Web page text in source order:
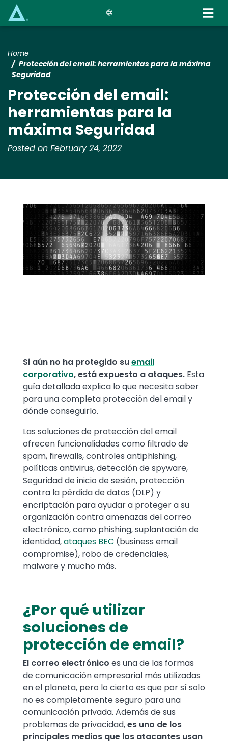
Home
Protección del email: herramientas para la máxima
Seguridad
Protección del email:
herramientas para la
máxima Seguridad
Posted on February 24, 2022
Media
Image
Text
Si aún no ha protegido suemail
corporativo, está expuesto a ataques. Esta
guía detallada explica lo que necesita saber
para una completa protección del email y
dónde conseguirlo.
Las soluciones de protección del email
ofrecen funcionalidades como filtrado de
spam, firewalls, controles antiphishing,
políticas antivirus, detección de spyware,
Seguridad de inicio de sesión, protección
contra la pérdida de datos (DLP) y
encriptación para ayudar a proteger a su
organización contra amenazas del correo
electrónico, como phishing, suplantación de
identidad,ataques BEC (business email
compromise), robo de credenciales,
malware y mucho más.
¿Por qué utilizar
soluciones de
protección de email?
El correo electrónico es una de las formas
de comunicación empresarial más utilizadas
en el planeta, pero lo cierto es que por sí solo
no es completamente seguro para una
comunicación privada. Además de sus
problemas de privacidad,es uno de los
principales medios que los atacantes usan